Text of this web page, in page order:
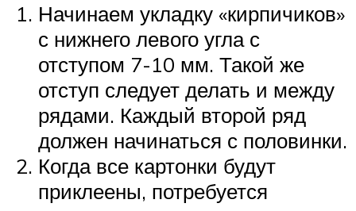
Начинаем укладку «кирпичиков»
с нижнего левого угла с
отступом 7-10 мм. Такой же
отступ следует делать и между
рядами. Каждый второй ряд
должен начинаться с половинки.
Когда все картонки будут
приклеены, потребуется